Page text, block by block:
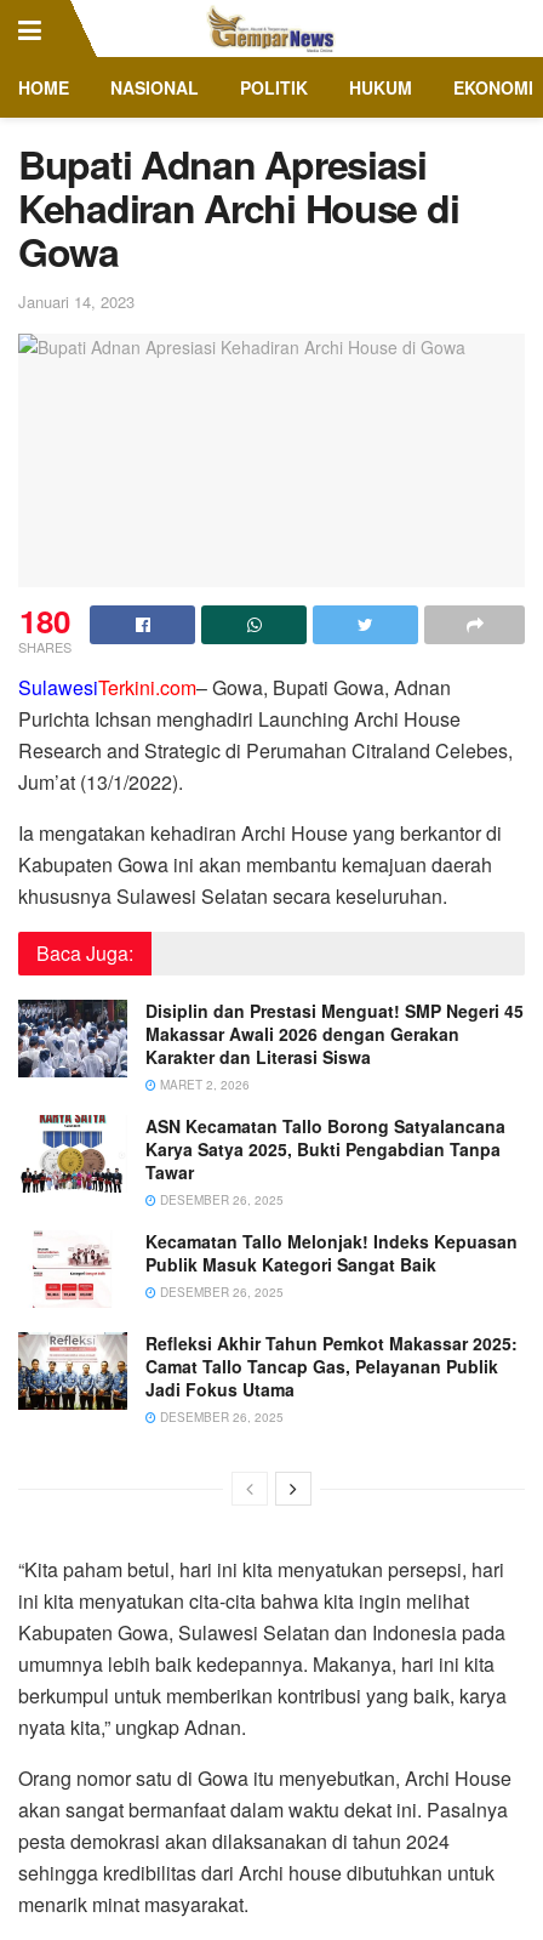
HOME NASIONAL POLITIK HUKUM EKONOMI
Bupati Adnan Apresiasi
Kehadiran Archi House di
Gowa
Januari 14, 2023
180
SHARES
SulawesiTerkini.com– Gowa, Bupati Gowa, Adnan
Purichta Ichsan menghadiri Launching Archi House
Research and Strategic di Perumahan Citraland Celebes,
Jum’at (13/1/2022).
Ia mengatakan kehadiran Archi House yang berkantor di
Kabupaten Gowa ini akan membantu kemajuan daerah
khususnya Sulawesi Selatan secara keseluruhan.
Baca Juga:
Disiplin dan Prestasi Menguat! SMP Negeri 45
Makassar Awali 2026 dengan Gerakan
Karakter dan Literasi Siswa
MARET 2, 2026
ASN Kecamatan Tallo Borong Satyalancana
Karya Satya 2025, Bukti Pengabdian Tanpa
Tawar
DESEMBER 26, 2025
Kecamatan Tallo Melonjak! Indeks Kepuasan
Publik Masuk Kategori Sangat Baik
DESEMBER 26, 2025
Refleksi Akhir Tahun Pemkot Makassar 2025:
Camat Tallo Tancap Gas, Pelayanan Publik
Jadi Fokus Utama
DESEMBER 26, 2025
“Kita paham betul, hari ini kita menyatukan persepsi, hari
ini kita menyatukan cita-cita bahwa kita ingin melihat
Kabupaten Gowa, Sulawesi Selatan dan Indonesia pada
umumnya lebih baik kedepannya. Makanya, hari ini kita
berkumpul untuk memberikan kontribusi yang baik, karya
nyata kita,” ungkap Adnan.
Orang nomor satu di Gowa itu menyebutkan, Archi House
akan sangat bermanfaat dalam waktu dekat ini. Pasalnya
pesta demokrasi akan dilaksanakan di tahun 2024
sehingga kredibilitas dari Archi house dibutuhkan untuk
menarik minat masyarakat.